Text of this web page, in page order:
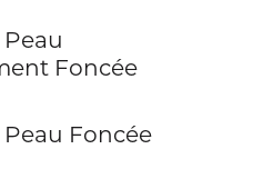
Foncée
Foncée